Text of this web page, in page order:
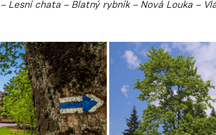
Lesní chata – Blatný rybník – Nová Louka –